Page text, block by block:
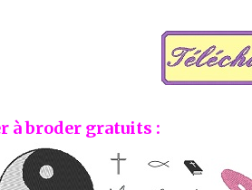
à broder gratuits :